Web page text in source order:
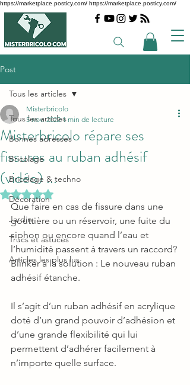
https://marketplace.posticy.com/ https://marketplace.posticy.com/
Post
Tous les articles
Bonnes adresses
Bricolage
Bricolage & techno
Décoration
Jardin
Trucs et astuces
Articles les plus lus
Tous les articles
Misterbricolo répare ses
fissures au ruban adhésif
(vidéo) ...
Misterbricolo
5 nov. 2022 1 min de lecture
Noté NaN étoiles sur 5.
Que faire en cas de fissure dans une
gouttière ou un réservoir, une fuite du
siphon ou encore quand l’eau et
l’humidité passent à travers un raccord?
Blinker a la solution : Le nouveau ruban
adhésif étanche.
Il s’agit d’un ruban adhésif en acrylique
doté d’un grand pouvoir d’adhésion et
d’une grande flexibilité qui lui
permettent d’adhérer facilement à
n’importe quelle surface.